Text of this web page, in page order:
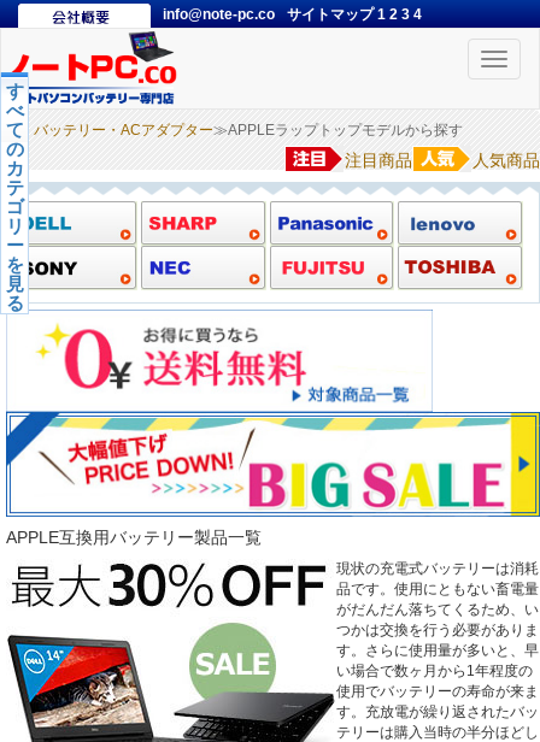
info@note-pc.co サイトマップ1 2 3 4
Toggle
バッテリー・ACアダプター≫APPLEラップトップモデルから探す
人気商品
注目商品
す
べ
て
の
カ
テ
ゴ
リ
ー
を
見
る
APPLE互換用バッテリー製品一覧
現状の充電式バッテリーは消耗
品です。使用にともない畜電量
がだんだん落ちてくるため、い
つかは交換を行う必要がありま
す。さらに使用量が多いと、早
い場合で数ヶ月から1年程度の
使用でバッテリーの寿命が来ま
す。充放電が繰り返されたバッ
テリーは購入当時の半分ほどし